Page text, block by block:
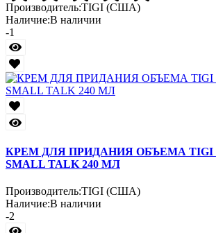
Производитель:TIGI (США)
Наличие:В наличии
-1
КРЕМ ДЛЯ ПРИДАНИЯ ОБЪЕМА TIGI
SMALL TALK 240 МЛ
Производитель:TIGI (США)
Наличие:В наличии
-2